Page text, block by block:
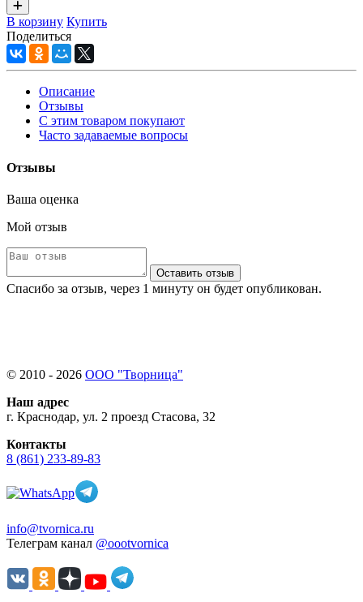
В корзину Купить
Поделиться
Описание
Отзывы
С этим товаром покупают
Часто задаваемые вопросы
Отзывы
Ваша оценка
Мой отзыв
Оставить отзыв
Спасибо за отзыв, через 1 минуту он будет опубликован.
© 2010 - 2026 ООО "Творница"
Наш адрес
г. Краснодар, ул. 2 проезд Стасова, 32
Контакты
8 (861) 233-89-83
info@tvornica.ru
Телеграм канал @oootvornica